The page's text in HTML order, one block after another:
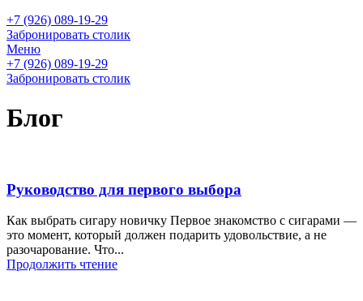
+7 (926) 089-19-29
Забронировать столик
Меню
+7 (926) 089-19-29
Забронировать столик
Блог
Руководство для первого выбора
Как выбрать сигару новичку Первое знакомство с сигарами —
это момент, который должен подарить удовольствие, а не
разочарование. Что...
Продолжить чтение